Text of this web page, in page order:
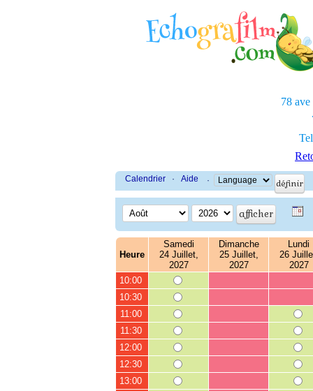
78 ave
Calendrier · Aide ·
Heure
Samedi
24 Juillet,
2027
Dimanche
25 Juillet,
2027
Lundi
26
2027
10:00
10:30
11:00
11:30
12:00
12:30
13:00